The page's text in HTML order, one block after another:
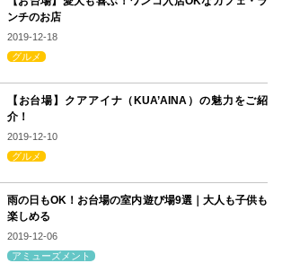
ンチのお店
2019-12-18
グルメ
【お台場】クアアイナ（KUA’AINA）の魅力をご紹
介！
2019-12-10
グルメ
雨の日もOK！お台場の室内遊び場9選｜大人も子供も
楽しめる
2019-12-06
アミューズメント